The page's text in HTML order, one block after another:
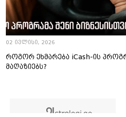
02 ივლისი, 2026
როგორ ეხმარება iCash-ის
მაღაზიებს?